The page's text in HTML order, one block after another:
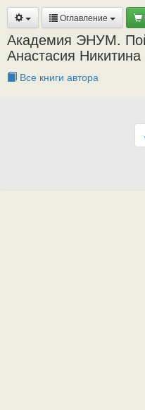
Оглавление
Академия ЭНУМ.
Анастасия Никитина
Все книги автора